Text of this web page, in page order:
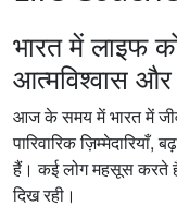
भारत में लाइफ
आत्मविश्वास और
आज के समय में भारत में
पारिवारिक
हैं। कई लोग महसूस करते
दिख रही।